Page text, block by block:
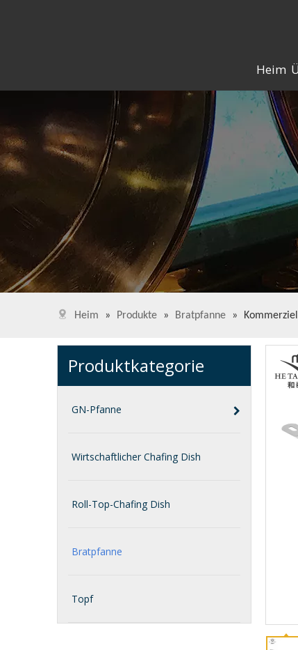
Heim
Heim » Produkte » Bratpfanne »
Produktkategorie
GN-Pfanne
Wirtschaftlicher Chafing Dish
Roll-Top-Chafing Dish
Bratpfanne
Topf